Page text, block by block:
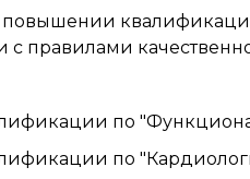
повышении
с правилами
по
по